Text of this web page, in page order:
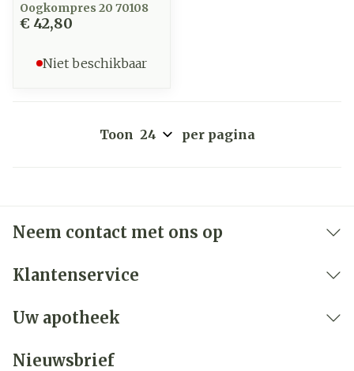
Oogkompres 20 70108
€ 42,80
Niet beschikbaar
Toon per pagina
Neem contact met ons op
Klantenservice
Uw apotheek
Nieuwsbrief